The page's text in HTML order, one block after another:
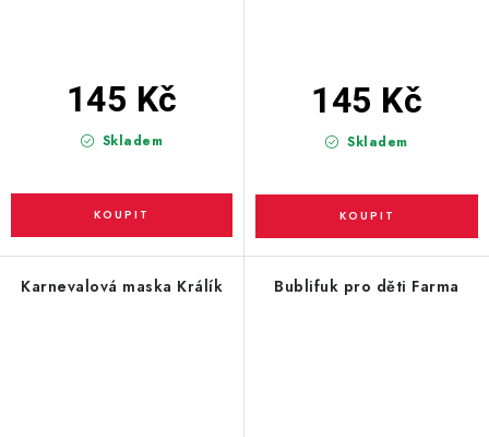
Skladem
145 Kč
Skladem
145 Kč
Karnevalová maska Králík Bublifuk pro děti Farma